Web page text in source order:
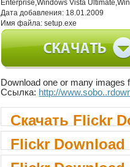
Enterprise,Windows Vista
Дата добавления: 18.01.2009
Имя файла:setup.exe
Download one or many images
Ссылка: http://
Скачать Flickr
Flickr Download